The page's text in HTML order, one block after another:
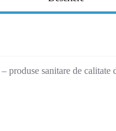
– produse sanitare de